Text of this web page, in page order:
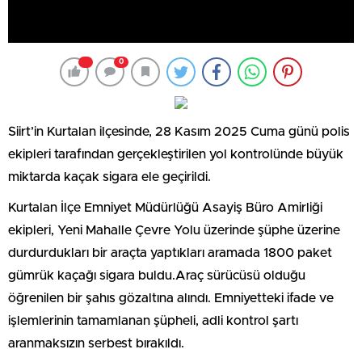
0
Siirt’in Kurtalan ilçesinde, 28 Kasım 2025 Cuma günü polis
ekipleri tarafından gerçekleştirilen yol kontrolünde büyük
miktarda kaçak sigara ele geçirildi.
Kurtalan İlçe Emniyet Müdürlüğü Asayiş Büro Amirliği
ekipleri, Yeni Mahalle Çevre Yolu üzerinde şüphe üzerine
durdurdukları bir araçta yaptıkları aramada 1800 paket
gümrük kaçağı sigara buldu.Araç sürücüsü olduğu
öğrenilen bir şahıs gözaltına alındı. Emniyetteki ifade ve
işlemlerinin tamamlanan şüpheli, adli kontrol şartı
aranmaksızın serbest bırakıldı.